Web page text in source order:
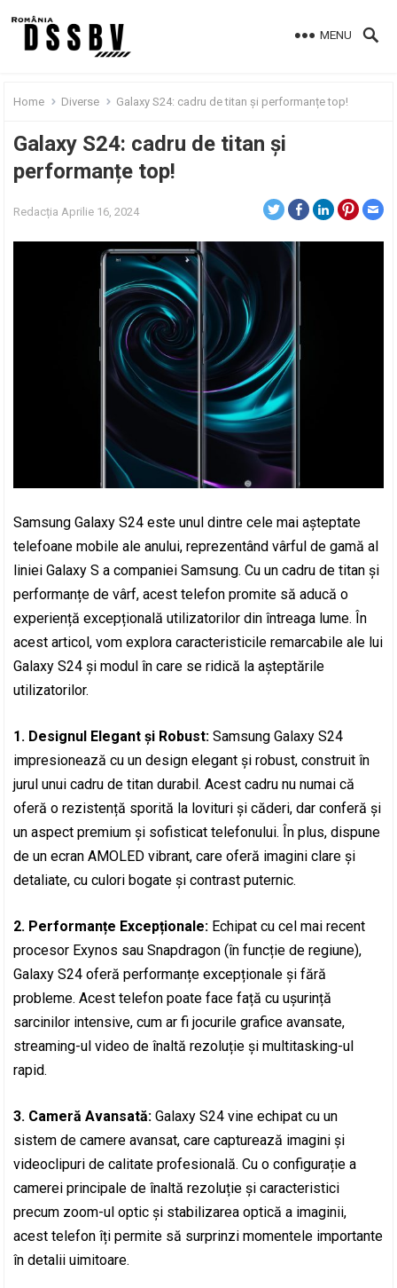
MENU
Home Diverse Galaxy S24: cadru de titan și performanțe top!
Galaxy S24: cadru de titan și
performanțe top!
Redacția Aprilie 16, 2024
Samsung Galaxy S24 este unul dintre cele mai așteptate
telefoane mobile ale anului, reprezentând vârful de gamă al
liniei Galaxy S a companiei Samsung. Cu un cadru de titan și
performanțe de vârf, acest telefon promite să aducă o
experiență excepțională utilizatorilor din întreaga lume. În
acest articol, vom explora caracteristicile remarcabile ale lui
Galaxy S24 și modul în care se ridică la așteptările
utilizatorilor.
1. Designul Elegant și Robust: Samsung Galaxy S24
impresionează cu un design elegant și robust, construit în
jurul unui cadru de titan durabil. Acest cadru nu numai că
oferă o rezistență sporită la lovituri și căderi, dar conferă și
un aspect premium și sofisticat telefonului. În plus, dispune
de un ecran AMOLED vibrant, care oferă imagini clare și
detaliate, cu culori bogate și contrast puternic.
2. Performanțe Excepționale: Echipat cu cel mai recent
procesor Exynos sau Snapdragon (în funcție de regiune),
Galaxy S24 oferă performanțe excepționale și fără
probleme. Acest telefon poate face față cu ușurință
sarcinilor intensive, cum ar fi jocurile grafice avansate,
streaming-ul video de înaltă rezoluție și multitasking-ul
rapid.
3. Cameră Avansată: Galaxy S24 vine echipat cu un
sistem de camere avansat, care capturează imagini și
videoclipuri de calitate profesională. Cu o configurație a
camerei principale de înaltă rezoluție și caracteristici
precum zoom-ul optic și stabilizarea optică a imaginii,
acest telefon îți permite să surprinzi momentele importante
în detalii uimitoare.